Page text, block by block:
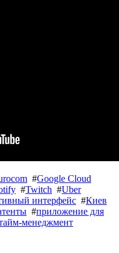
#Google Cloud
#Twitch #Uber
интерфейс #Киев
#приложение для
менеджмент